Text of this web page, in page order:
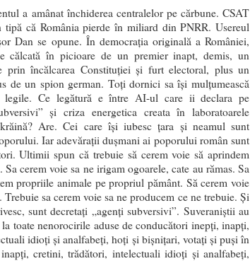
a amânat închiderea centralelor pe cărbune. CSAT
tipă că România pierde în miliard din PNRR. Usereul
Dan se opune. În democrația originală a României,
călcată în picioare de un premier inapt, demis, un
prin încălcarea Constituției și furt electoral, plus un
de un spion german. Toți dornici sa își mulțumească
legile. Ce legătură e între AI-ul care ii declara pe
și criza energetica creata în laboratoarele
Are. Cei care își iubesc țara și neamul sunt
Iar adevărații dușmani ai poporului român sunt
Ultimii spun că trebuie să cerem voie să aprindem
cerem voie sa ne irigam ogoarele, cate au rămas. Sa
propriile animale pe propriul pământ. Să cerem voie
sa cerem voie sa ne producem ce ne trebuie. Și
sunt decretați „agenți subversivi”. Suveraniștii au
la toate nenorocirile aduse de conducători inepți, inapți,
idioți și analfabeți, hoți și bișnițari, votați și puși în
cretini, trădători, intelectuali idioți și analfabeți,